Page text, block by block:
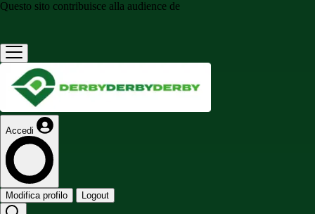
Questo sito contribuisce alla audience de
Accedi
Modifica profilo Logout